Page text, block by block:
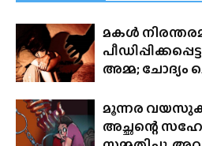
മകൾ
അമ്മ; ചോദ്യം
മൂന്നര
അച്ഛന്റെ